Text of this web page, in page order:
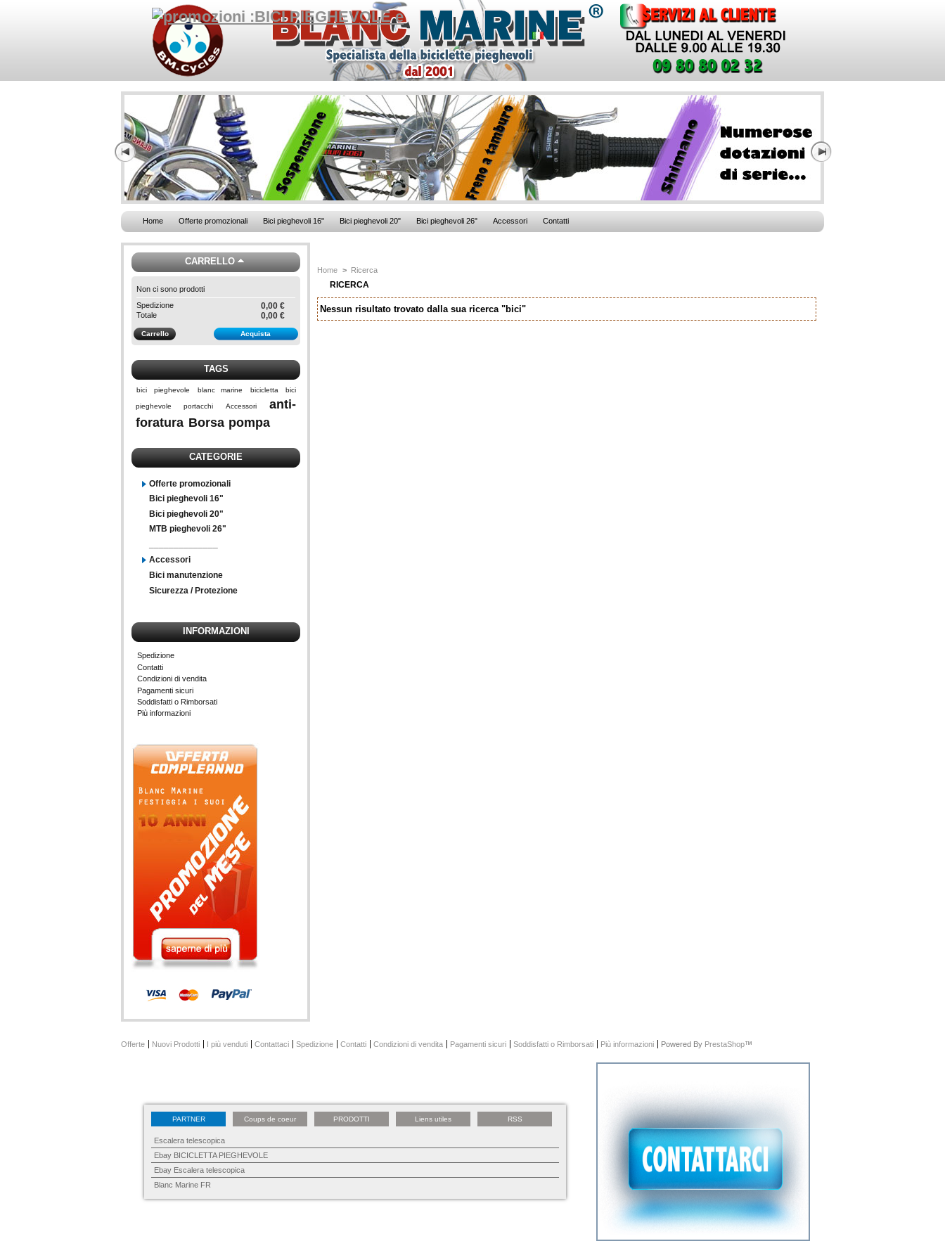
Home Offerte promozionali Bici pieghevoli 16" Bici pieghevoli 20" Bici pieghevoli 26" Accessori Contatti
CARRELLO
Non ci sono prodotti
Spedizione
0,00 €
Totale 0,00 €
Carrello Acquista
TAGS
bici pieghevole blanc marine bicicletta bici
pieghevole portacchi Accessori
anti-
foratura Borsa pompa
CATEGORIE
Offerte promozionali
Bici pieghevoli 16"
Bici pieghevoli 20"
MTB pieghevoli 26"
Accessori
Bici manutenzione
Sicurezza / Protezione
INFORMAZIONI
Spedizione
Contatti
Condizioni di vendita
Pagamenti sicuri
Soddisfatti o Rimborsati
Più informazioni
Home > Ricerca
RICERCA
Nessun risultato trovato dalla sua ricerca "bici"
Offerte Nuovi Prodotti I più venduti Contattaci Spedizione Contatti Condizioni di vendita Pagamenti sicuri Soddisfatti o Rimborsati Più informazioni Powered By PrestaShop™
PARTNER Coups de coeur PRODOTTI Liens utiles RSS
Escalera telescopica
Ebay BICICLETTA PIEGHEVOLE
Ebay Escalera telescopica
Blanc Marine FR